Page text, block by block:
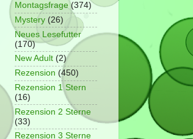
Montagsfrage (374)
Mystery (26)
Neues Lesefutter
(170)
New Adult (2)
Rezension (450)
Rezension 1 Stern
(16)
Rezension 2 Sterne
(33)
Rezension 3 Sterne